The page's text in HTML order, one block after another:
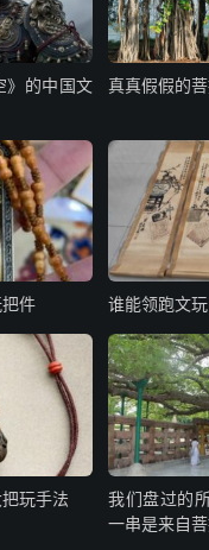
》的中国文
真真假假的
件 谁能领跑文
玩手法
我们盘过的
一串是来自